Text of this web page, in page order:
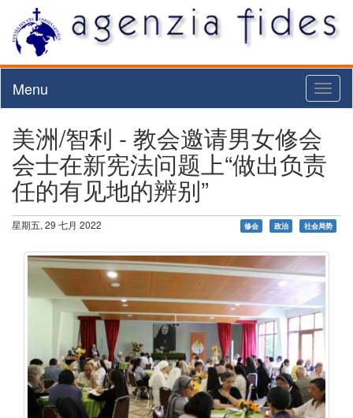
Menu
美洲/智利 - 教会邀请男女修会
会士在新宪法问题上“做出负责
任的有见地的辨别”
星期五, 29 七月 2022 修会 政治 社会局势